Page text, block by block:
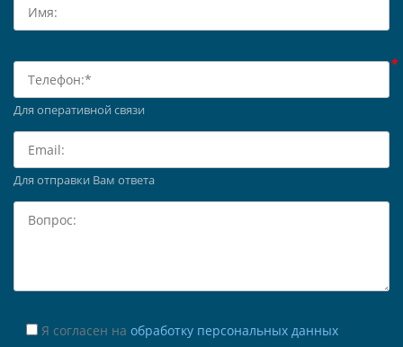
Для оперативной связи
Для отправки Вам ответа
Я согласен на обработку персональных данных